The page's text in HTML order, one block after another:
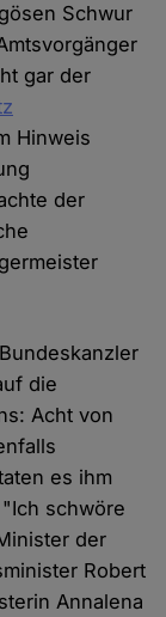
Schwur
gar der
Hinweis
der
die
Acht von
es ihm
schwöre
der
Robert
Annalena